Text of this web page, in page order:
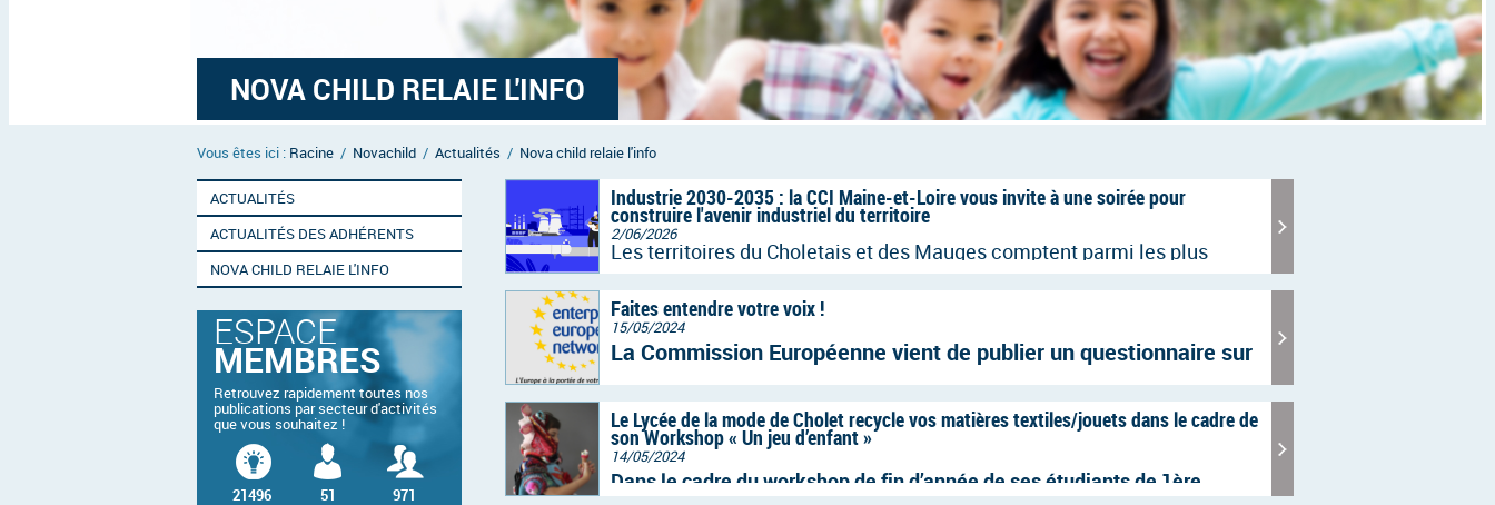
NOVA CHILD RELAIE L'INFO
Vous êtes ici : Racine / Novachild / Actualités / Nova child relaie l'info
Industrie 2030-2035 : la CCI Maine-et-Loire vous invite à une soirée pour
construire l'avenir industriel du territoire
2/06/2026
Les territoires du Choletais et des Mauges comptent parmi les plus
dynamiques et résilients de France. Mais face aux mutations et aux
crises successives, une question s'impose à tous les acteurs industriels :
quel avenir pour notre industrie à l'horizon 2030-2035 ?
Faites entendre votre voix !
15/05/2024
La Commission Européenne vient de publier un questionnaire sur
le règlement CE) 1007/2011 relatif à l’étiquetage des produits
textiles, à destination des PME.
Le Lycée de la mode de Cholet recycle vos matières textiles/jouets dans le cadre de
son Workshop « Un jeu d’enfant »
14/05/2024
Dans le cadre du workshop de fin d’année de ses étudiants de 1ère
ACTUALITÉS
ACTUALITÉS DES ADHÉRENTS
NOVA CHILD RELAIE L'INFO
ESPACE
MEMBRES
Retrouvez rapidement toutes nos
publications par secteur d'activités
que vous souhaitez !
21496 51 971